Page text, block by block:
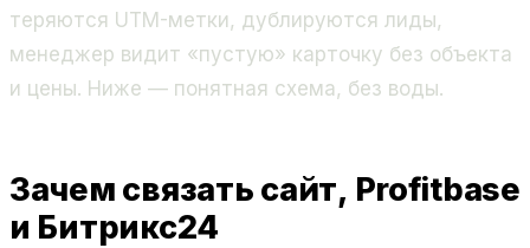
теряются UTM-метки, дублируются лиды,
менеджер видит «пустую» карточку без объекта
и цены. Ниже — понятная схема, без воды.
Зачем связать сайт, Profitbase
и Битрикс24